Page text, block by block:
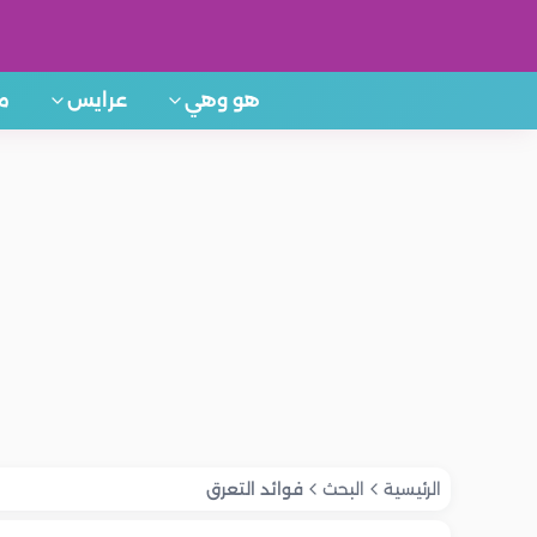
هو وهي عرايس
الرئيسية البحث فوائد التعرق